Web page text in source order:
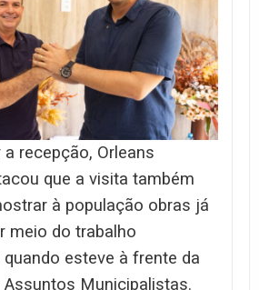
recepção, Orleans
que a visita também
à população obras já
meio do trabalho
esteve à frente da
Assuntos Municipalistas.